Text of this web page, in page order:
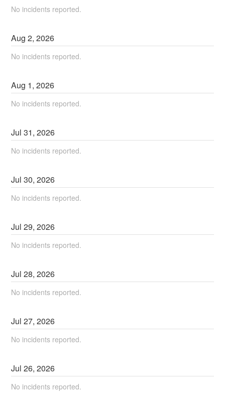
No incidents reported.
Aug2,2026
No incidents reported.
Aug 1,2026
No incidents reported.
Jul31,2026
No incidents reported.
Jul30,2026
No incidents reported.
Jul29,2026
No incidents reported.
Jul28,2026
No incidents reported.
Jul27,2026
No incidents reported.
Jul26,2026
No incidents reported.